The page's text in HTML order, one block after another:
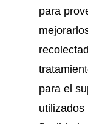
para
para el
utilizados